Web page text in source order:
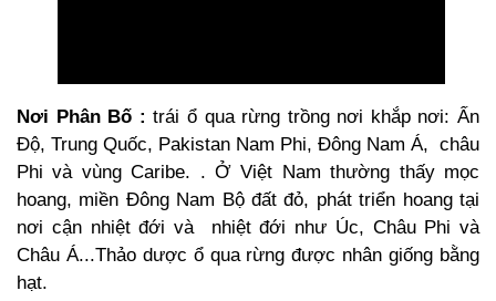
Nơi Phân Bố : trái ổ qua rừng trồng nơi khắp nơi: Ấn
Độ, Trung Quốc, Pakistan Nam Phi, Đông Nam Á, châu
Phi và vùng Caribe. . Ở Việt Nam thường thấy mọc
hoang, miền Đông Nam Bộ đất đỏ, phát triển hoang tại
nơi cận nhiệt đới và nhiệt đới như Úc, Châu Phi và
Châu Á...Thảo dược ổ qua rừng được nhân giống bằng
hạt.